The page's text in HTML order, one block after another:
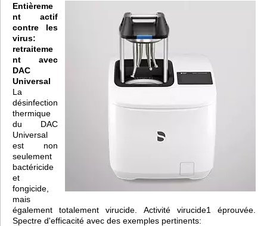
Entièreme
nt actif
contre les
virus:
retraiteme
nt avec
DAC
Universal
La
désinfection
thermique
du DAC
Universal
est non
seulement
bactéricide
et
fongicide,
mais
également totalement virucide. Activité virucide1 éprouvée.
Spectre d'efficacité avec des exemples pertinents: